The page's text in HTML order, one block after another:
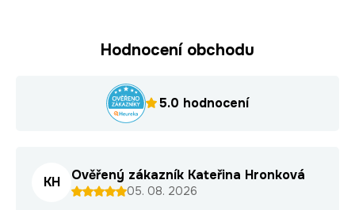
Hodnocení obchodu
5.0 hodnocení
KH Ověřený zákazník Kateřina Hronková
05. 08. 2026